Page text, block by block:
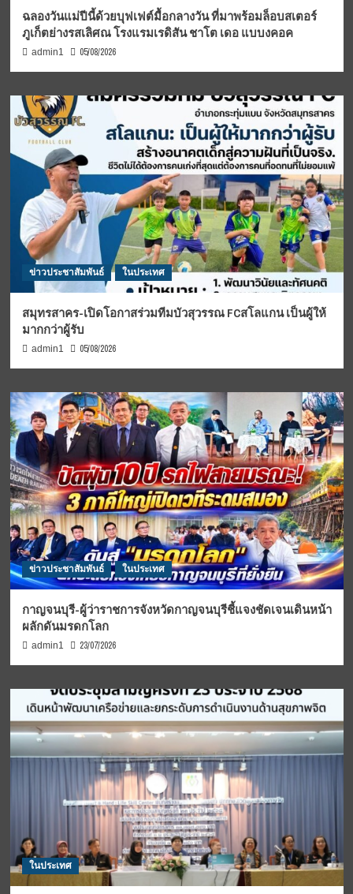
ฉลองวันแม่ปีนี้ด้วยบุฟเฟต์มื้อกลางวัน ที่มาพร้อมล็อบสเตอร์
ภูเก็ตย่างรสเลิศณ โรงแรมเรดิสัน ชาโต เดอ แบบงคอค
admin1 05/08/2026
ข่าวประชาสัมพันธ์ ในประเทศ
สมุทรสาคร-เปิดโอกาสร่วมทีมบัวสุวรรณ FCสโลแกน เป็นผู้ให้
มากกว่าผู้รับ
admin1 05/08/2026
ข่าวประชาสัมพันธ์ ในประเทศ
กาญจนบุรี-ผู้ว่าราชการจังหวัดกาญจนบุรีชี้แจงชัดเจนเดินหน้า
ผลักดันมรดกโลก
admin1 23/07/2026
ในประเทศ